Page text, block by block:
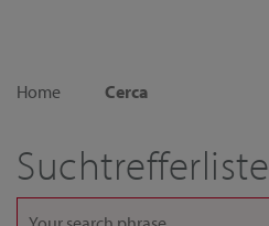
Home
Cerca
Suchtrefferliste